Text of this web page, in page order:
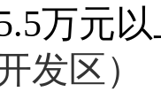
万元
发区）